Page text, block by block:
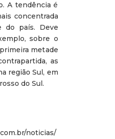
A tendência é
concentrada
do país. Deve
sobre o
metade
as
região Sul, em
do Sul.
noticias/